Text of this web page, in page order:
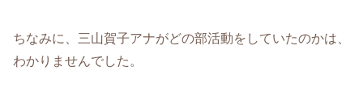
ちなみに、三山賀子アナがどの部活動をしていたのかは、
わかりませんでした。